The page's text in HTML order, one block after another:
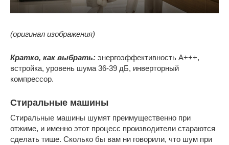
(оригинал изображения)
Кратко, как выбрать: энергоэффективность А+++,
встройка, уровень шума 36-39 дБ, инверторный
компрессор.
Стиральные машины
Стиральные машины шумят преимущественно при
отжиме, и именно этот процесс производители стараются
сделать тише. Сколько бы вам ни говорили, что шум при